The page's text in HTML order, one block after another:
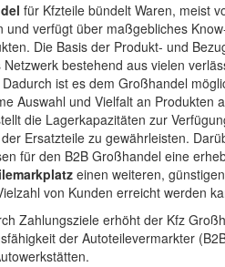
für Kfzteile bündelt Waren, meist
und verfügt über maßgebliches
Die Basis der Produkt- und
bestehend aus vielen
ist es dem Großhandel
Auswahl und Vielfalt an Produkten
die Lagerkapazitäten zur
Ersatzteile zu gewährleisten.
für den B2B Großhandel eine
einen weiteren,
von Kunden erreicht werden
Zahlungsziele erhöht der Kfz
der Autoteilevermarkter